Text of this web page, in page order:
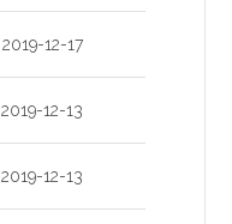
2019-12-17
2019-12-13
2019-12-13